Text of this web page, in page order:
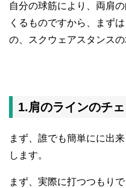
自分の球筋により、両肩
くるものですから、まず
の、スクウェアスタンスの
1.肩のラインのチ
まず、誰でも簡単にに出
します。
まず、実際に打つつもり